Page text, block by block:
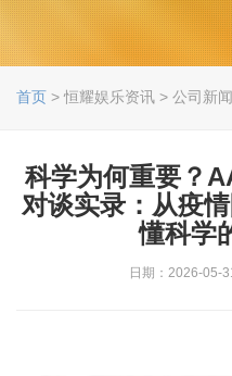
首页 > 恒耀娱乐资讯 > 公司新闻
科学为何重要？
对谈实录：从疫
懂科学
日期：2026-05-